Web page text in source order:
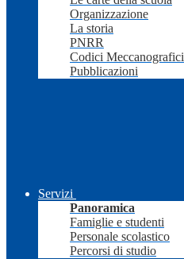
Organizzazione
La storia
PNRR
Codici Meccanografici
Pubblicazioni
Servizi
Panoramica
Famiglie e studenti
Personale scolastico
Percorsi di studio